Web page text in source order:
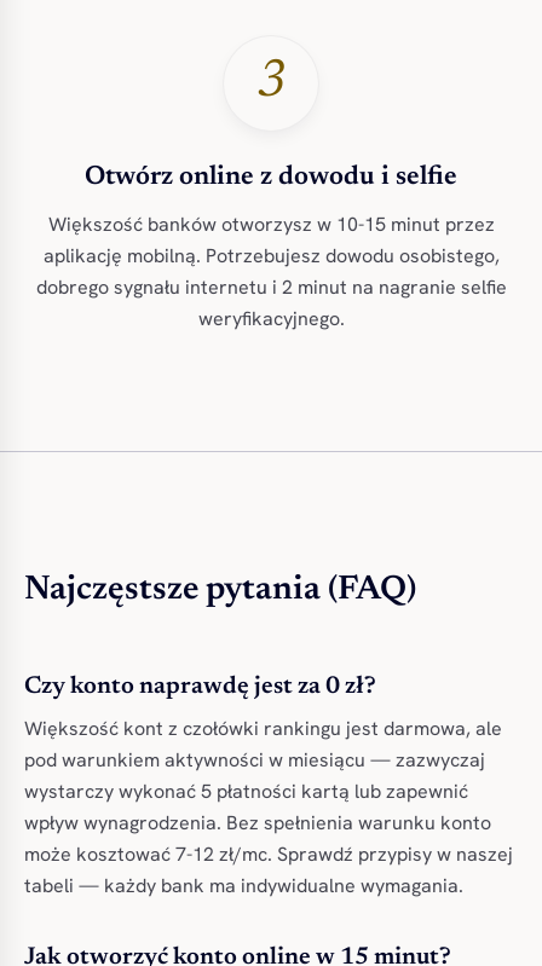
3
Otwórz online z dowodu i selfie
Większość banków otworzysz w 10-15 minut przez
aplikację mobilną. Potrzebujesz dowodu osobistego,
dobrego sygnału internetu i 2 minut na nagranie selfie
weryfikacyjnego.
Najczęstsze pytania (FAQ)
Czy konto naprawdę jest za 0 zł?
Większość kont z czołówki rankingu jest darmowa, ale
pod warunkiem aktywności w miesiącu — zazwyczaj
wystarczy wykonać 5 płatności kartą lub zapewnić
wpływ wynagrodzenia. Bez spełnienia warunku konto
może kosztować 7-12 zł/mc. Sprawdź przypisy w naszej
tabeli — każdy bank ma indywidualne wymagania.
Jak otworzyć konto online w 15 minut?